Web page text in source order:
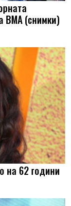
ВМА (снимки)
на 62 години